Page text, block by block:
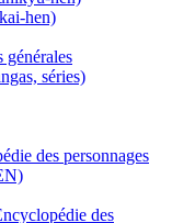
hen)
générales
séries)
des personnages
des